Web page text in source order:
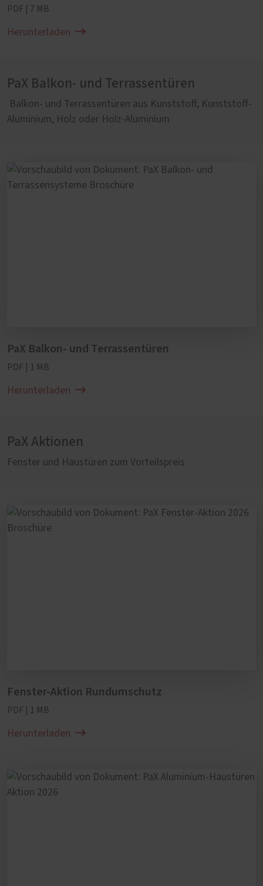
PDF | 7 MB
Herunterladen
PaX Balkon- und Terrassentüren
Balkon- und Terrassentüren aus Kunststoff, Kunststoff-
Aluminium, Holz oder Holz-Aluminium
PaX Balkon- und Terrassentüren
PDF | 1 MB
Herunterladen
PaX Aktionen
Fenster und Haustüren zum Vorteilspreis
Fenster-Aktion Rundumschutz
PDF | 1 MB
Herunterladen